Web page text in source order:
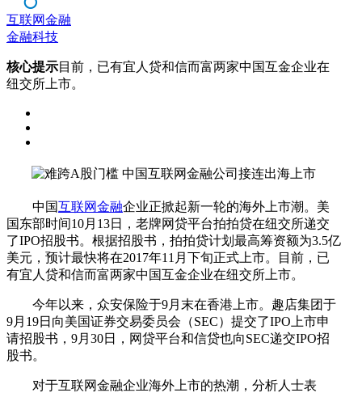
互联网金融
金融科技
核心提示目前，已有宜人贷和信而富两家中国互金企业在
纽交所上市。
中国互联网金融企业正掀起新一轮的海外上市潮。美
国东部时间10月13日，老牌网贷平台拍拍贷在纽交所递交
了IPO招股书。根据招股书，拍拍贷计划最高筹资额为3.5亿
美元，预计最快将在2017年11月下旬正式上市。目前，已
有宜人贷和信而富两家中国互金企业在纽交所上市。
今年以来，众安保险于9月末在香港上市。趣店集团于
9月19日向美国证券交易委员会（SEC）提交了IPO上市申
请招股书，9月30日，网贷平台和信贷也向SEC递交IPO招
股书。
对于互联网金融企业海外上市的热潮，分析人士表